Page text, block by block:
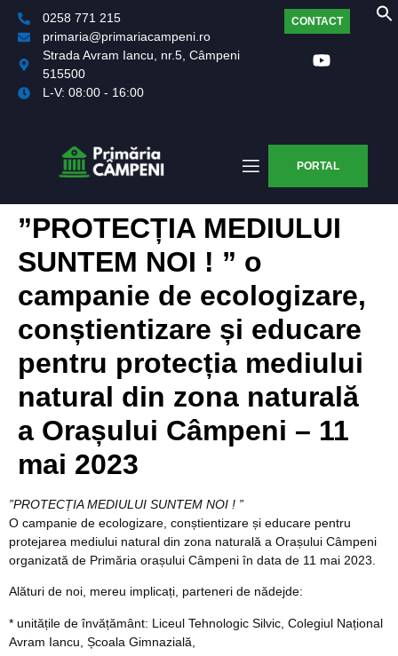
0258 771 215
primaria@primariacampeni.ro
Strada Avram Iancu, nr.5, Câmpeni
515500
L-V: 08:00 - 16:00
CONTACT
PORTAL
”PROTECȚIA MEDIULUI
SUNTEM NOI ! ” o
campanie de ecologizare,
conștientizare și educare
pentru protecția mediului
natural din zona naturală
a Orașului Câmpeni – 11
mai 2023
”PROTECȚIA MEDIULUI SUNTEM NOI ! ”
O campanie de ecologizare, conștientizare și educare pentru
protejarea mediului natural din zona naturală a Orașului Câmpeni
organizată de Primăria orașului Câmpeni în data de 11 mai 2023.
Alături de noi, mereu implicați, parteneri de nădejde:
* unitățile de învățământ: Liceul Tehnologic Silvic, Colegiul Național
Avram Iancu, Școala Gimnazială,